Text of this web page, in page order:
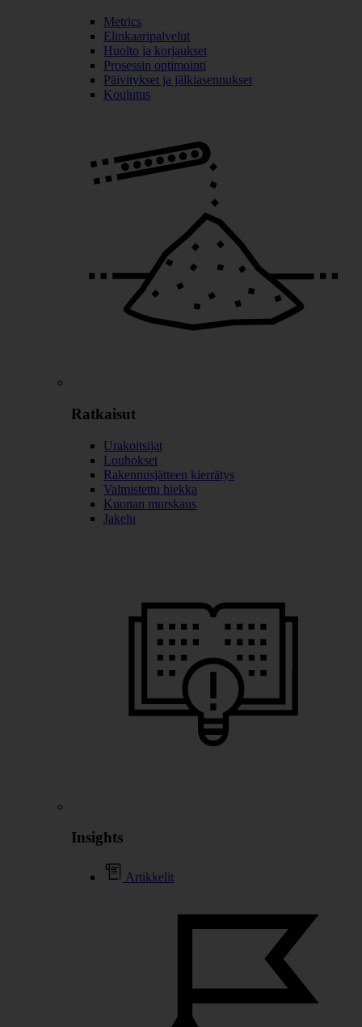
Metrics
Elinkaaripalvelut
Huolto ja korjaukset
Prosessin optimointi
Päivitykset ja jälkiasennukset
Koulutus
Ratkaisut
Urakoitsijat
Louhokset
Rakennusjätteen kierrätys
Valmistettu hiekka
Kuonan murskaus
Jakelu
Insights
Artikkelit